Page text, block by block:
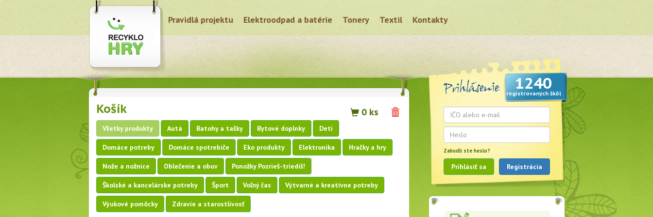
Pravidlá projektu Elektroodpad a batérie Tonery Textil Kontakty
Košík 0 ks
Všetky produkty Autá Batohy a tašky Bytové doplnky Deti
Domáce potreby Domáce spotrebiče Eko produkty Elektronika Hračky a hry
Nože a nožnice Oblečenie a obuv Ponožky Pozrieš-triediš!
Školské a kancelárske potreby Šport Voľný čas Výtvarné a kreatívne potreby
Výukové pomôcky Zdravie a starostlivosť
1240
registrovaných škôl
Zabudli ste heslo?
Prihlásiť sa Registrácia